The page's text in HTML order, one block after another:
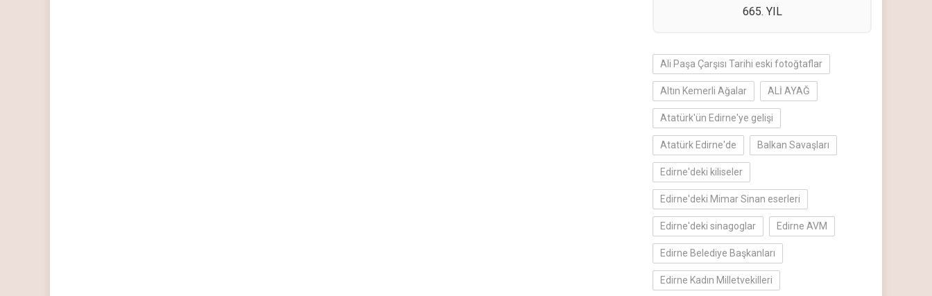
665. YIL
Ali Paşa Çarşısı Tarihi eski fotoğtaflar
Altın Kemerli Ağalar ALİ AYAĞ
Atatürk'ün Edirne'ye gelişi
Atatürk Edirne'de Balkan Savaşları
Edirne'deki kiliseler
Edirne'deki Mimar Sinan eserleri
Edirne'deki sinagoglar Edirne AVM
Edirne Belediye Başkanları
Edirne Kadın Milletvekilleri